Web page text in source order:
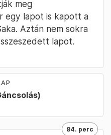
meg
egy lapot is kapott a
Aztán nem sokra
lapot.
84. perc